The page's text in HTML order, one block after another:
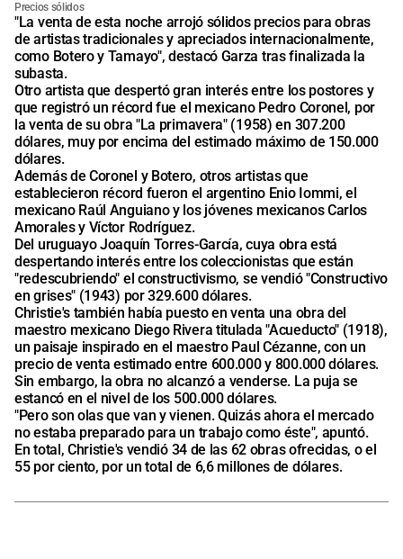
Precios sólidos
"La venta de esta noche arrojó sólidos precios para obras
de artistas tradicionales y apreciados internacionalmente,
como Botero y Tamayo", destacó Garza tras finalizada la
subasta.
Otro artista que despertó gran interés entre los postores y
que registró un récord fue el mexicano Pedro Coronel, por
la venta de su obra "La primavera" (1958) en 307.200
dólares, muy por encima del estimado máximo de 150.000
dólares.
Además de Coronel y Botero, otros artistas que
establecieron récord fueron el argentino Enio Iommi, el
mexicano Raúl Anguiano y los jóvenes mexicanos Carlos
Amorales y Víctor Rodríguez.
Del uruguayo Joaquín Torres-García, cuya obra está
despertando interés entre los coleccionistas que están
"redescubriendo" el constructivismo, se vendió "Constructivo
en grises" (1943) por 329.600 dólares.
Christie's también había puesto en venta una obra del
maestro mexicano Diego Rivera titulada "Acueducto" (1918),
un paisaje inspirado en el maestro Paul Cézanne, con un
precio de venta estimado entre 600.000 y 800.000 dólares.
Sin embargo, la obra no alcanzó a venderse. La puja se
estancó en el nivel de los 500.000 dólares.
"Pero son olas que van y vienen. Quizás ahora el mercado
no estaba preparado para un trabajo como éste", apuntó.
En total, Christie's vendió 34 de las 62 obras ofrecidas, o el
55 por ciento, por un total de 6,6 millones de dólares.